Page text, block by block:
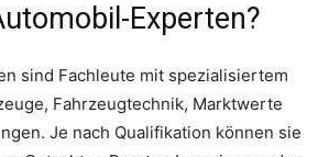
Experten?
sind Fachleute mit spezialisiertem
Fahrzeugtechnik, Marktwerte
Je nach Qualifikation können sie